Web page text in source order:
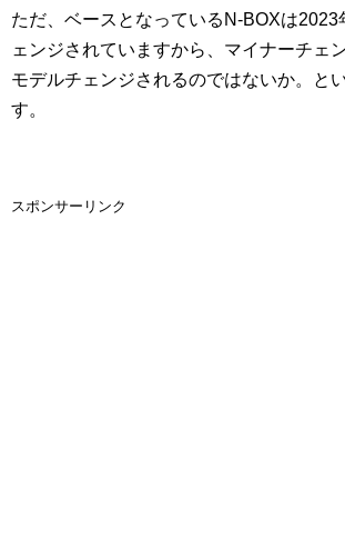
ただ、ベースとなっているN-BOXは2023
ェンジされていますから、マイナーチェ
モデルチェンジされるのではないか。と
す。
スポンサーリンク